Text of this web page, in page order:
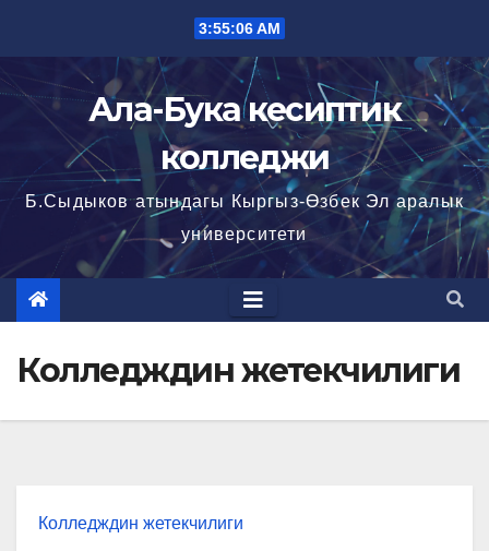
содержимому
3:55:07 AM
Ала-Бука кесиптик
колледжи
Б.Сыдыков атындагы Кыргыз-Өзбек Эл аралык
университети
Колледждин жетекчилиги
Колледждин жетекчилиги